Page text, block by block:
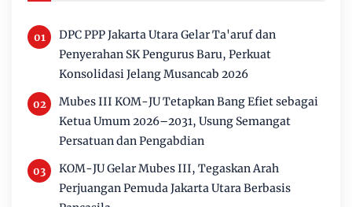
DPC PPP Jakarta Utara Gelar Ta'aruf dan
Penyerahan SK Pengurus Baru, Perkuat
Konsolidasi Jelang Musancab 2026
Mubes III KOM-JU Tetapkan Bang Efiet sebagai
Ketua Umum 2026–2031, Usung Semangat
Persatuan dan Pengabdian
KOM-JU Gelar Mubes III, Tegaskan Arah
Perjuangan Pemuda Jakarta Utara Berbasis